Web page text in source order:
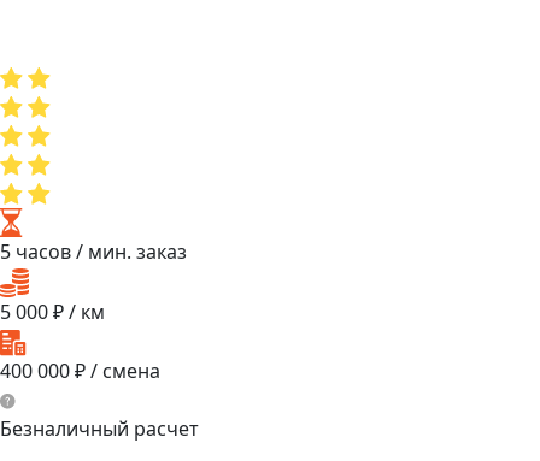
5 часов/ мин. заказ
5 000₽ / км
400 000₽ / смена
Безналичный расчет